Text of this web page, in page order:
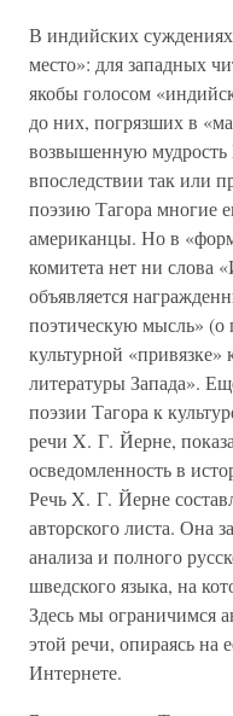
В индийских суждениях
место»: для западных
якобы голосом
до них, погрязших в
возвышенную
впоследствии так или
поэзию Тагора многие
американцы. Но в
комитета нет ни слова
объявляется
поэтическую мысль» (о
культурной «привязке»
литературы Запада».
поэзии Тагора к
речи X. Г. Йерне,
осведомленность в
Речь X. Г. Йерне
авторского листа. Она
анализа и полного
шведского языка, на
Здесь мы ограничимся
этой речи, опираясь на
Интернете.